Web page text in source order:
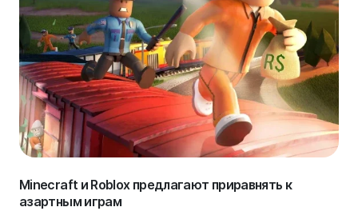
Minecraft и Roblox предлагают приравнять к
азартным играм